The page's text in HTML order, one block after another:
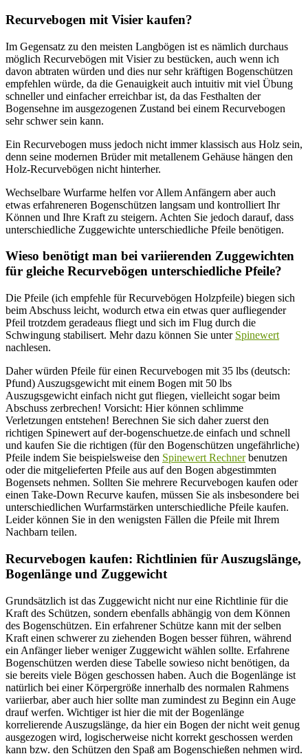
Recurvebogen mit Visier kaufen?
Im Gegensatz zu den meisten Langbögen ist es nämlich durchaus
möglich Recurvebögen mit Visier zu bestücken, auch wenn ich
davon abtraten würden und dies nur sehr kräftigen Bogenschützen
empfehlen würde, da die Genauigkeit auch intuitiv mit viel Übung
schneller und einfacher erreichbar ist, da das Festhalten der
Bogensehne im ausgezogenen Zustand bei einem Recurvebogen
sehr schwer sein kann.
Ein Recurvebogen muss jedoch nicht immer klassisch aus Holz sein,
denn seine modernen Brüder mit metallenem Gehäuse hängen den
Holz-Recurvebögen nicht hinterher.
Wechselbare Wurfarme helfen vor Allem Anfängern aber auch
etwas erfahreneren Bogenschützen langsam und kontrolliert Ihr
Können und Ihre Kraft zu steigern. Achten Sie jedoch darauf, dass
unterschiedliche Zuggewichte unterschiedliche Pfeile benötigen.
Wieso benötigt man bei variierenden Zuggewichten
für gleiche Recurvebögen unterschiedliche Pfeile?
Die Pfeile (ich empfehle für Recurvebögen Holzpfeile) biegen sich
beim Abschuss leicht, wodurch etwa ein etwas quer aufliegender
Pfeil trotzdem geradeaus fliegt und sich im Flug durch die
Schwingung stabilisert. Mehr dazu können Sie unter Spinewert
nachlesen.
Daher würden Pfeile für einen Recurvebogen mit 35 lbs (deutsch:
Pfund) Auszugsgewicht mit einem Bogen mit 50 lbs
Auszugsgewicht einfach nicht gut fliegen, vielleicht sogar beim
Abschuss zerbrechen! Vorsicht: Hier können schlimme
Verletzungen entstehen! Berechnen Sie sich daher zuerst den
richtigen Spinewert auf der-bogenschuetze.de einfach und schnell
und kaufen Sie die richtigen (für den Bogenschützen ungefährliche)
Pfeile indem Sie beispielsweise den Spinewert Rechnerbenutzen
oder die mitgelieferten Pfeile aus auf den Bogen abgestimmten
Bogensets nehmen. Sollten Sie mehrere Recurvebogen kaufen oder
einen Take-Down Recurve kaufen, müssen Sie als insbesondere bei
unterschiedlichen Wurfarmstärken unterschiedliche Pfeile kaufen.
Leider können Sie in den wenigsten Fällen die Pfeile mit Ihrem
Nachbarn teilen.
Recurvebogen kaufen: Richtlinien für Auszugslänge,
Bogenlänge und Zuggewicht
Grundsätzlich ist das Zuggewicht nicht nur eine Richtlinie für die
Kraft des Schützen, sondern ebenfalls abhängig von dem Können
des Bogenschützen. Ein erfahrener Schütze kann mit der selben
Kraft einen schwerer zu ziehenden Bogen besser führen, während
ein Anfänger lieber weniger Zuggewicht wählen sollte. Erfahrene
Bogenschützen werden diese Tabelle sowieso nicht benötigen, da
sie bereits viele Bögen geschossen haben. Auch die Bogenlänge ist
natürlich bei einer Körpergröße innerhalb des normalen Rahmens
variierbar, aber auch hier sollte man zumindest zu Beginn ein Auge
drauf werfen. Wichtiger ist hier die mit der Bogenlänge
korrelierende Auszugslänge, da hier ein Bogen der nicht weit genug
ausgezogen wird, logischerweise nicht korrekt geschossen werden
kann bzw. den Schützen den Spaß am Bogenschießen nehmen wird.